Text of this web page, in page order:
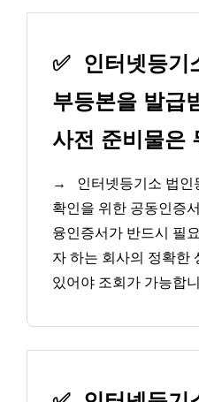
✅
인터넷등기
부등본을 발급
사전 준비물은
→
인터넷등기소 법인
확인을 위한 공동인증
융인증서가 반드시 필
자 하는 회사의 정확한
있어야 조회가 가능합